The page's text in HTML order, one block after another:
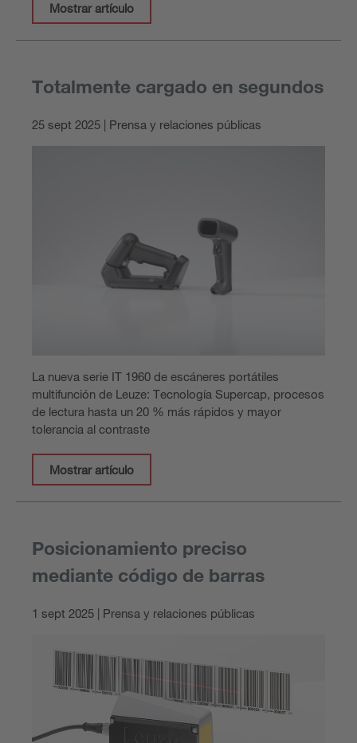
Mostrar artículo
Totalmente cargado en segundos
25 sept 2025 | Prensa y relaciones públicas
La nueva serie IT 1960 de escáneres portátiles
multifunción de Leuze: Tecnología Supercap, procesos
de lectura hasta un 20 % más rápidos y mayor
tolerancia al contraste
Mostrar artículo
Posicionamiento preciso
mediante código de barras
1 sept 2025 | Prensa y relaciones públicas